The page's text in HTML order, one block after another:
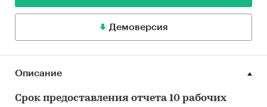
Демоверсия
Описание
Срок предоставления отчета 10 рабочих